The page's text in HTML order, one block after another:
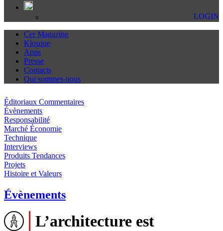
LOGIN
Cer Magazine
Kiosque
Apps
Presse
Contacts
Qui sommes-nous
Éditoriaux Commentaires
Évènements
Responsabilité
Marché Économie
Technique
Interviews
Produits Tendances
Projets
Histoire et Valeurs
Évènements
L’architecture est